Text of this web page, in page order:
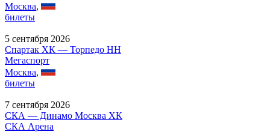
Москва,
билеты
5 сентября 2026
Спартак ХК — Торпедо НН
Мегаспорт
Москва,
билеты
7 сентября 2026
СКА — Динамо Москва ХК
СКА Арена